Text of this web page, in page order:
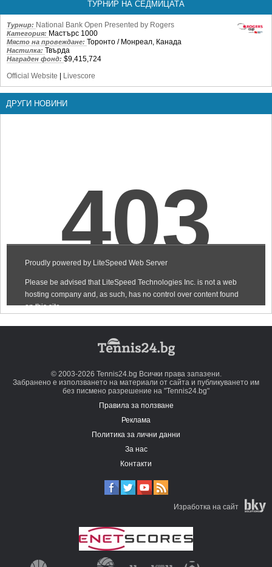
ТУРНИР НА СЕДМИЦАТА
Турнир: National Bank Open Presented by Rogers
Категория: Мастърс 1000
Място на провеждане: Торонто / Монреал, Канада
Настилка: Твърда
Награден фонд: $9,415,724
Official Website
Livescore
ДРУГИ НОВИНИ
© 2003-2026 Tennis24.bg Всички права запазени.
Забранено е използването на материали от сайта и публикуването им
без писмено разрешение на "Tennis24.bg"
Правила за ползване
Реклама
Политика за лични данни
За нас
Контакти
Изработка на сайт